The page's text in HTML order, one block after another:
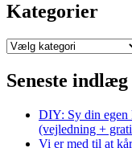
Kategorier
Kategorier
Seneste indlæg
DIY: Sy din egen
(vejledning +
Vi er med til at